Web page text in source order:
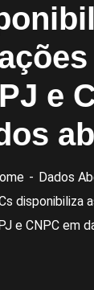
e
Dados
disponibiliza
e CNPC em